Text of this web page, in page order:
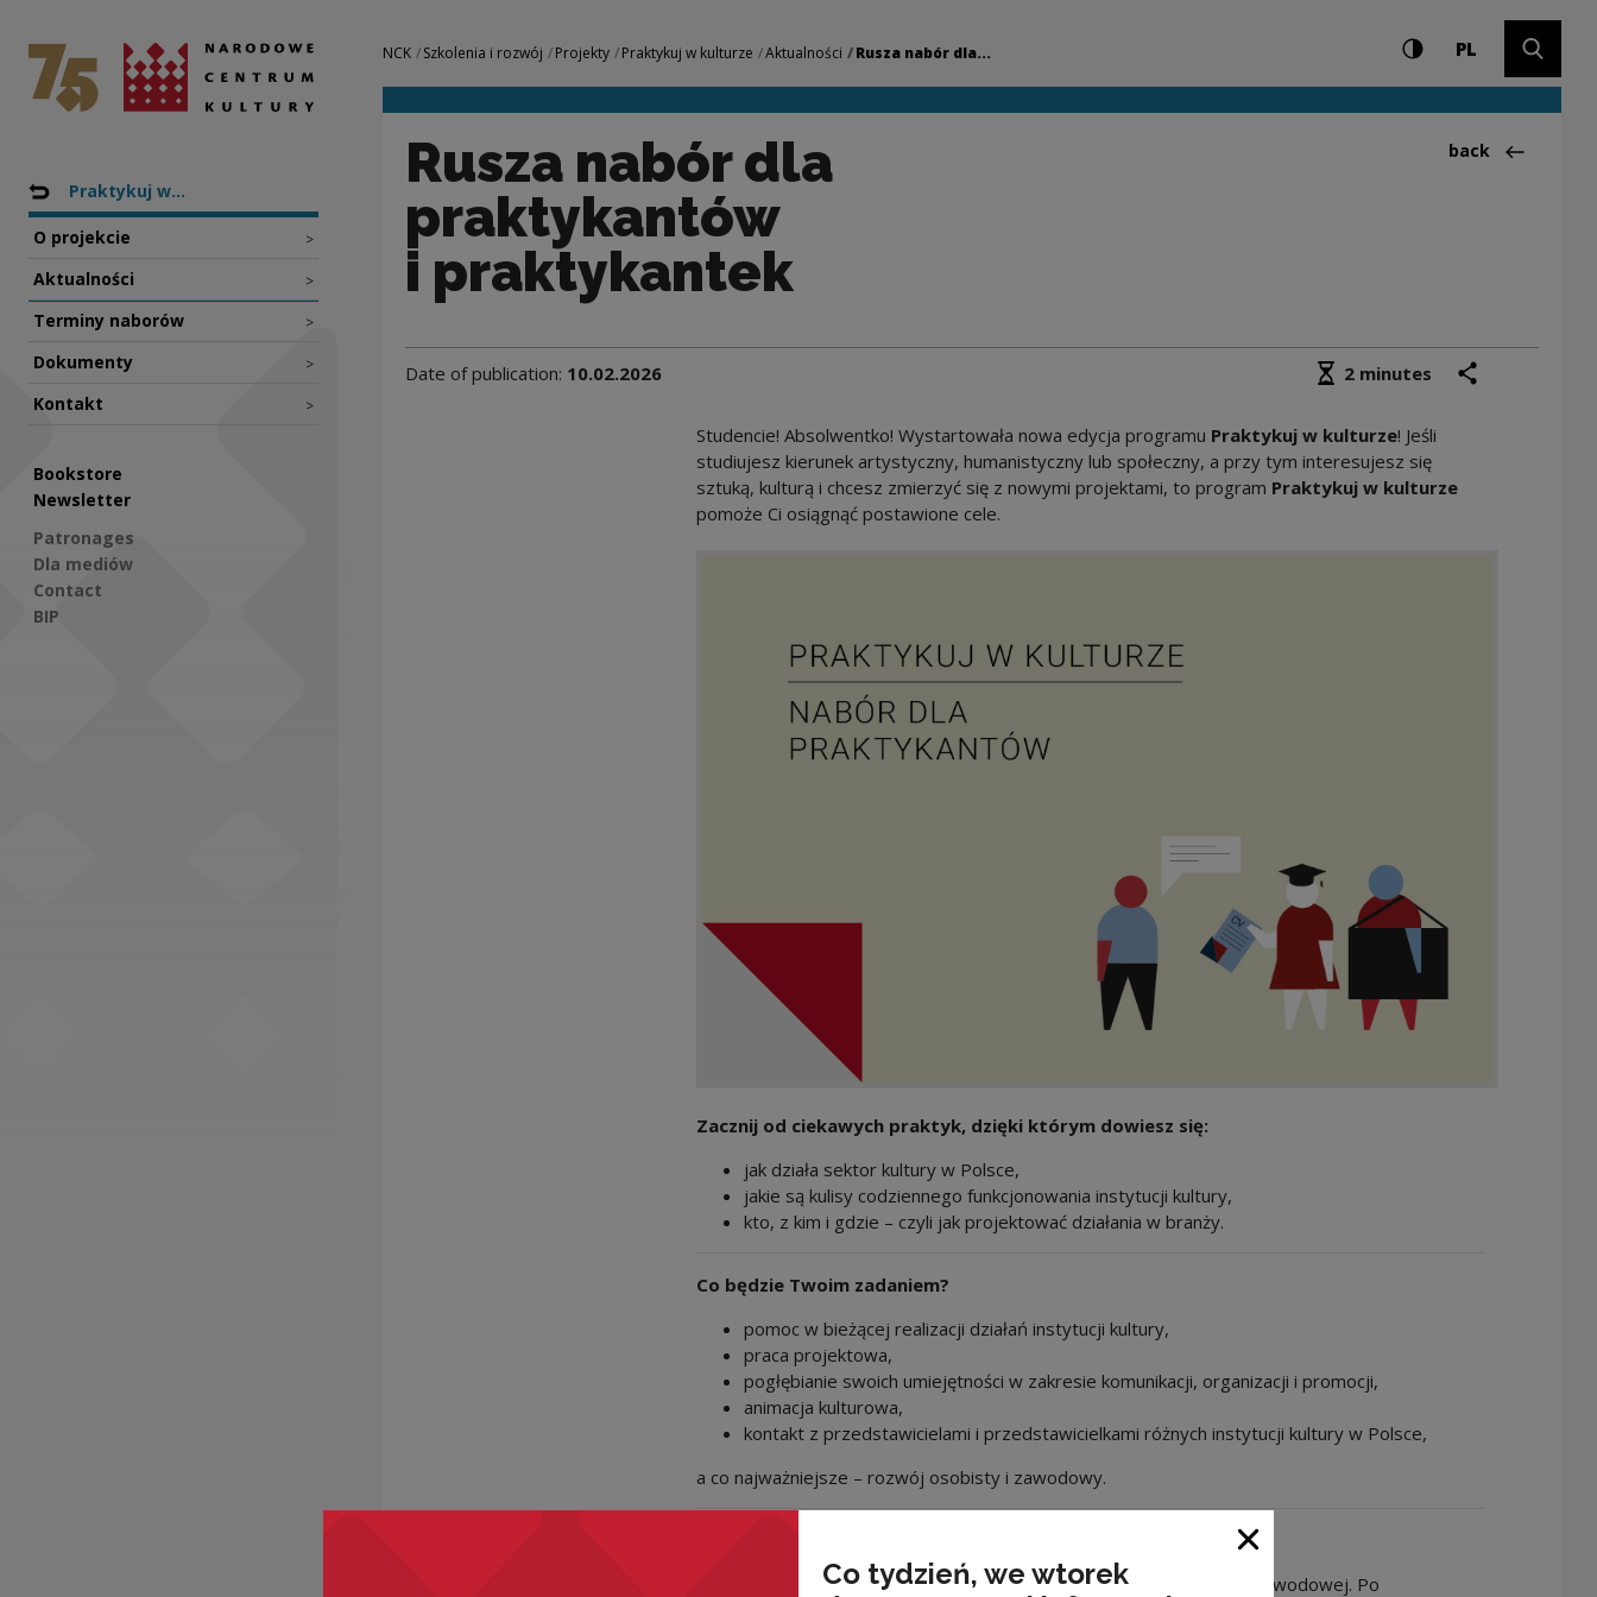
Rusza nabór dla praktykantów i praktykantek | Narodowe
National Centre for Culture Poland
Nawigacja
Back to: Projekty
Praktykuj w...
O projekcie >
Aktualności >
Terminy naborów >
Dokumenty >
Kontakt >
Bookstore
Newsletter
Patronages
Dla mediów
Contact
BIP
Navigation
NCK Szkolenia i rozwój Projekty Praktykuj w kulturze Aktualności Rusza nabór dla... Settings and search
High contrast
PLCHANGE
Rusza nabór dla
praktykantów
i praktykantek
Back
back
Date of publication: 10.02.2026 Średni czas czytania
2 minutes
Studencie! Absolwentko! Wystartowała nowa edycja programu Praktykuj w kulturze! Jeśli
studiujesz kierunek artystyczny, humanistyczny lub społeczny, a przy tym interesujesz się
sztuką, kulturą i chcesz zmierzyć się z nowymi projektami, to program Praktykuj w kulturze
pomoże Ci osiągnąć postawione cele.
Zacznij od ciekawych praktyk, dzięki którym dowiesz się:
jak działa sektor kultury w Polsce,
jakie są kulisy codziennego funkcjonowania instytucji kultury,
kto, z kim i gdzie – czyli jak projektować działania w branży.
Co będzie Twoim zadaniem?
pomoc w bieżącej realizacji działań instytucji kultury,
praca projektowa,
pogłębianie swoich umiejętności w zakresie komunikacji, organizacji i promocji,
animacja kulturowa,
kontakt z przedstawicielami i przedstawicielkami różnych instytucji kultury w Polsce,
a co najważniejsze – rozwój osobisty i zawodowy.
Praktykuj w kulturze to ważny krok w świadomym budowaniu ścieżki zawodowej. Po
Co tydzień, we wtorek